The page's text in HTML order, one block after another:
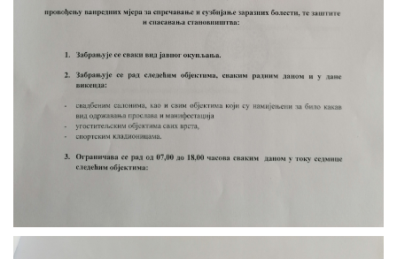
COVID 19
Геоистраживања
ПРИВРЕДА
Пољопривреда